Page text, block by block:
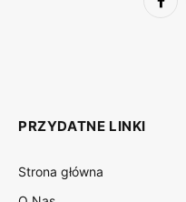
PRZYDATNE LINKI
Strona główna